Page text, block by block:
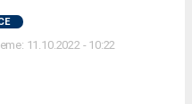
11.10.2022 - 10:22